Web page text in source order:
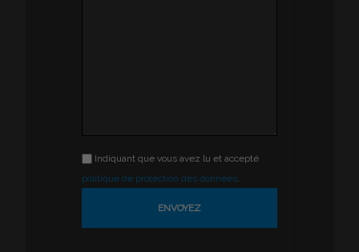
Indiquant que vous avez lu et accepté
politique de protection des données.